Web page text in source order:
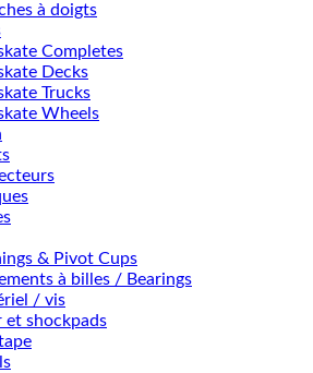
à doigts
Completes
Decks
Trucks
Wheels
& Pivot Cups
à billes / Bearings
/ vis
et shockpads